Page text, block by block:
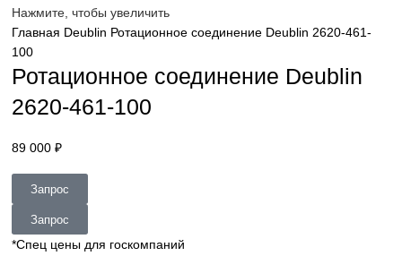
sales@corp-line.ru
Нажмите, чтобы увеличить
ГлавнаяDeublin
Ротационное соединение Deublin 2620-
100
Ротационное соединение
2620-461-100
89 000₽